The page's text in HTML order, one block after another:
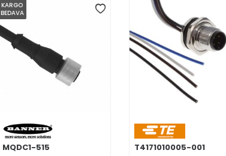
KARGO
BEDAVA
MQDC1-515 T4171010005-001